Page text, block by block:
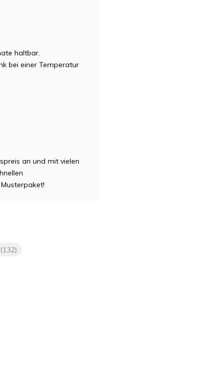
haltbar.
bei einer Temperatur
an und mit vielen
(132)